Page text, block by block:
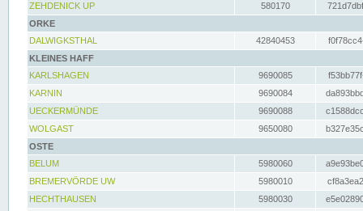
ZEHDENICK UP
580170
ORKE
DALWIGKSTHAL
42840453
KLEINES HAFF
KARLSHAGEN
9690085
KARNIN
9690084
UECKERMÜNDE
9690088
WOLGAST
9650080
OSTE
BELUM
5980060
BREMERVÖRDE UW
5980010
HECHTHAUSEN
5980030